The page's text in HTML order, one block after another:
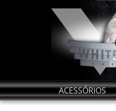
ACESSÓRIOS